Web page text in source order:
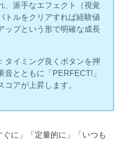
、派手なエフェクト（視覚
トルをクリアすれば経験値
ップという形で明確な成長
タイミング良くボタンを押
音とともに「PERFECT!」
コアが上昇します。
に」「定量的に」「いつも